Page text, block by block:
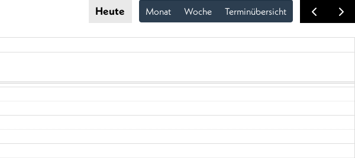
Heute Monat Woche Terminübersicht